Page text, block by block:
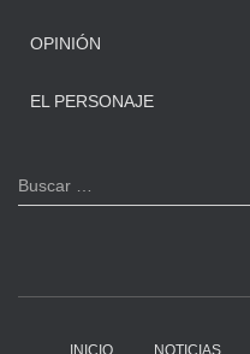
OPINIÓN
EL PERSONAJE
B
u
Buscar …
INICIO NOTICIAS